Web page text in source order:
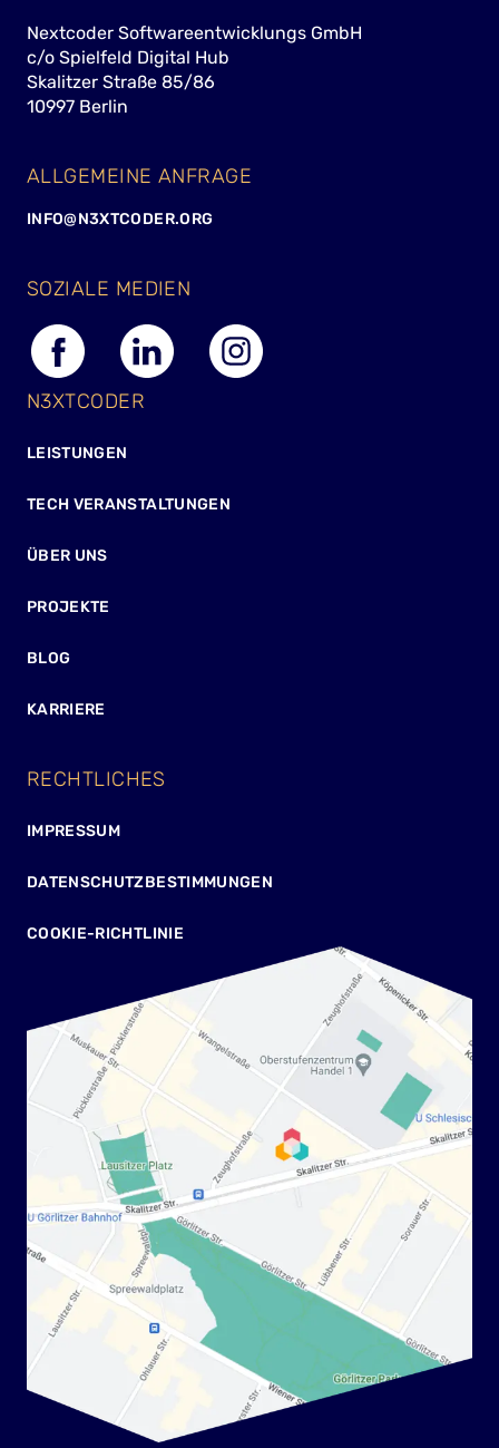
Nextcoder Softwareentwicklungs GmbH
c/o Spielfeld Digital Hub
Skalitzer Straße 85/86
10997 Berlin
ALLGEMEINE ANFRAGE
INFO@N3XTCODER.ORG
SOZIALE MEDIEN
N3XTCODER
LEISTUNGEN
TECH VERANSTALTUNGEN
ÜBER UNS
PROJEKTE
BLOG
KARRIERE
RECHTLICHES
IMPRESSUM
DATENSCHUTZBESTIMMUNGEN
COOKIE-RICHTLINIE